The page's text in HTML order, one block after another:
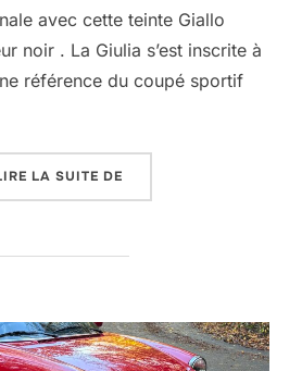
avec cette teinte Giallo
noir . La Giulia s’est inscrite à
référence du coupé sportif
LA SUITE DE